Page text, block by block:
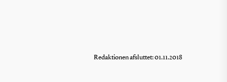
Redaktionen afsluttet: 01.11.2018